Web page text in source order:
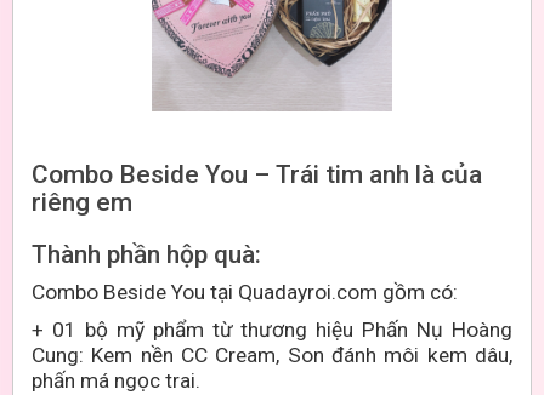
Combo Beside You – Trái tim anh là của
riêng em
Thành phần hộp quà:
Combo Beside You tại Quadayroi.com gồm có:
+ 01 bộ mỹ phẩm từ thương hiệu Phấn Nụ Hoàng
Cung: Kem nền CC Cream, Son đánh môi kem dâu,
phấn má ngọc trai.